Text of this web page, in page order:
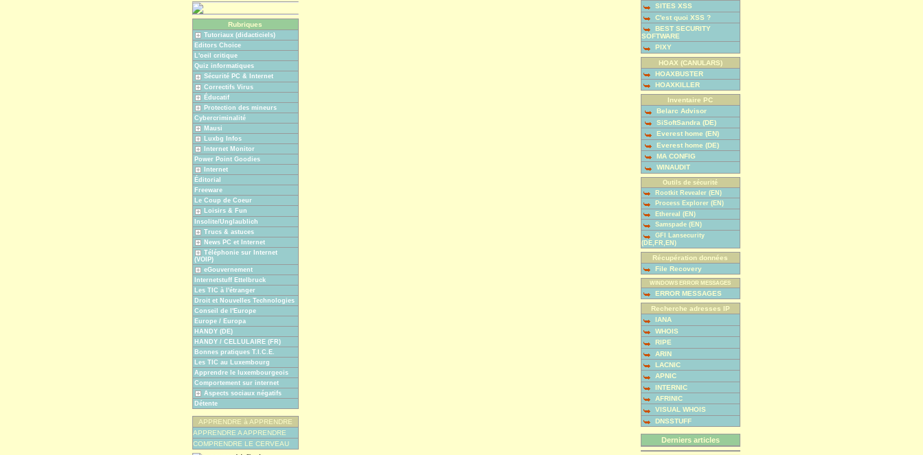
Rubriques
Tutoriaux (didacticiels)
Editors Choice
L'oeil critique
Quiz informatiques
Sécurité PC & Internet
Correctifs Virus
Éducatif
Protection des mineurs
Cybercriminalité
Mausi
Luxbg Infos
Internet Monitor
Power Point Goodies
Internet
Éditorial
Freeware
Le Coup de Coeur
Loisirs & Fun
Insolite/Unglaublich
Trucs & astuces
News PC et Internet
Téléphonie sur Internet
(VOIP)
eGouvernement
Internetstuff Ettelbruck
Les TIC à l'étranger
Droit et Nouvelles Technologies
Conseil de l'Europe
Europe / Europa
HANDY (DE)
HANDY / CELLULAIRE (FR)
Bonnes pratiques T.I.C.E.
Les TIC au Luxembourg
Apprendre le luxembourgeois
Comportement sur internet
Aspects sociaux négatifs
Détente
APPRENDRE à APPRENDRE
APPRENDRE A APPRENDRE
COMPRENDRE LE CERVEAU
SITES XSS
C'est quoi XSS ?
BEST SECURITY
SOFTWARE
PIXY
HOAX (CANULARS)
HOAXBUSTER
HOAXKILLER
Inventaire PC
Belarc Advisor
SiSoftSandra (DE)
Everest home (EN)
Everest home (DE)
MA CONFIG
WINAUDIT
Outils de sécurité
Rootkit Revealer (EN)
Process Explorer (EN)
Ethereal (EN)
Samspade (EN)
GFI Lansecurity
(DE,FR,EN)
Récupération données
File Recovery
WINDOWS ERROR MESSAGES
ERROR MESSAGES
Recherche adresses IP
IANA
WHOIS
RIPE
ARIN
LACNIC
APNIC
INTERNIC
AFRINIC
VISUAL WHOIS
DNSSTUFF
Derniers articles